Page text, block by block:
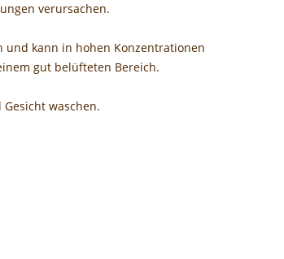
verursachen.
kann in hohen Konzentrationen
gut belüfteten Bereich.
waschen.